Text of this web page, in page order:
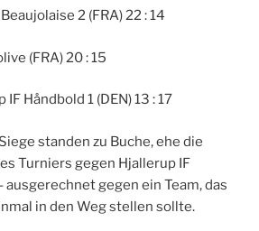
2 (FRA) 22 : 14
(FRA) 20 : 15
Håndbold 1 (DEN) 13 : 17
standen zu Buche, ehe die
Turniers gegen Hjallerup IF
ausgerechnet gegen ein Team, das
in den Weg stellen sollte.